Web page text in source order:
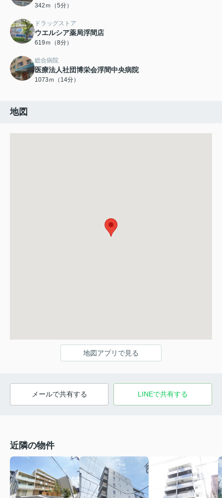
342ｍ（5分）
ドラッグストア
ウエルシア薬局浮間店
619ｍ（8分）
総合病院
医療法人社団博栄会浮間中央病院
1073ｍ（14分）
地図
地図アプリで見る
メールで共有する LINEで共有する
近隣の物件